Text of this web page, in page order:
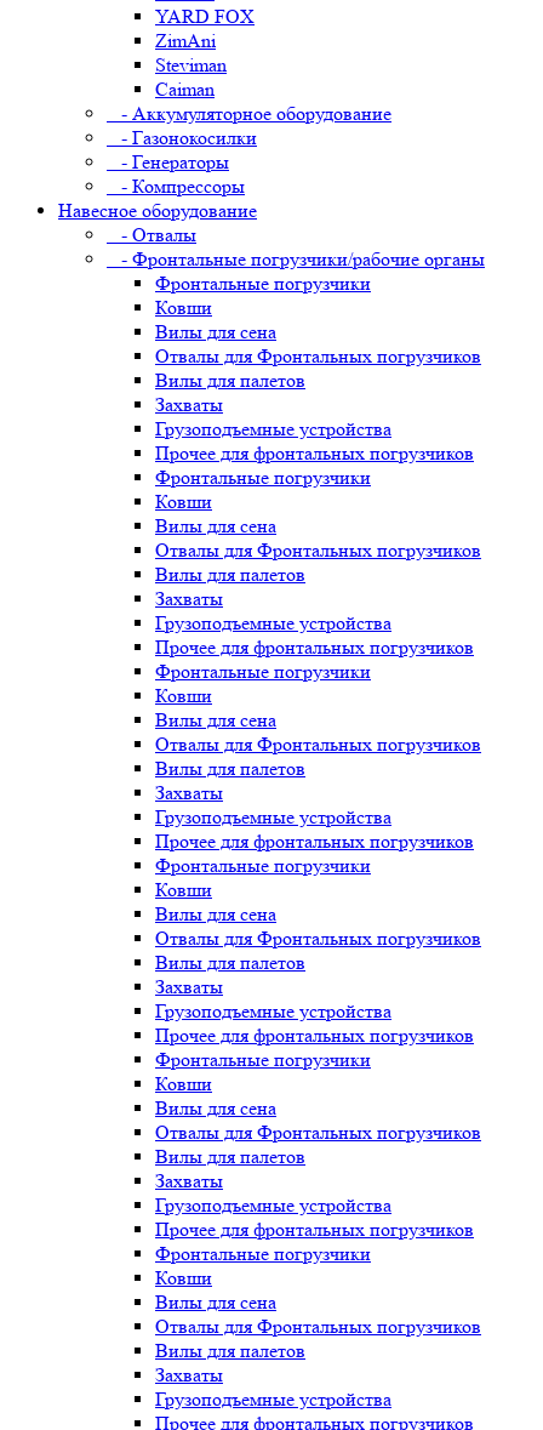
YARD FOX
ZimAni
Steviman
Caiman
- Аккумуляторное оборудование
- Газонокосилки
- Генераторы
- Компрессоры
Навесное оборудование
- Отвалы
- Фронтальные погрузчики/рабочие органы
Фронтальные погрузчики
Ковши
Вилы для сена
Отвалы для Фронтальных погрузчиков
Вилы для палетов
Захваты
Грузоподъемные устройства
Прочее для фронтальных погрузчиков
Фронтальные погрузчики
Ковши
Вилы для сена
Отвалы для Фронтальных погрузчиков
Вилы для палетов
Захваты
Грузоподъемные устройства
Прочее для фронтальных погрузчиков
Фронтальные погрузчики
Ковши
Вилы для сена
Отвалы для Фронтальных погрузчиков
Вилы для палетов
Захваты
Грузоподъемные устройства
Прочее для фронтальных погрузчиков
Фронтальные погрузчики
Ковши
Вилы для сена
Отвалы для Фронтальных погрузчиков
Вилы для палетов
Захваты
Грузоподъемные устройства
Прочее для фронтальных погрузчиков
Фронтальные погрузчики
Ковши
Вилы для сена
Отвалы для Фронтальных погрузчиков
Вилы для палетов
Захваты
Грузоподъемные устройства
Прочее для фронтальных погрузчиков
Фронтальные погрузчики
Ковши
Вилы для сена
Отвалы для Фронтальных погрузчиков
Вилы для палетов
Захваты
Грузоподъемные устройства
Прочее для фронтальных погрузчиков